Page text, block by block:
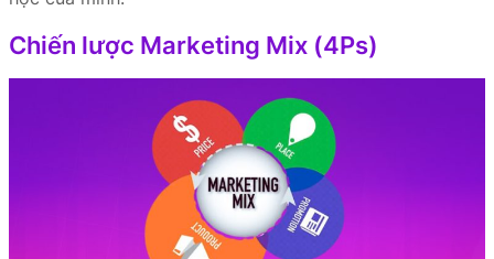
Chiến lược Marketing Mix (4Ps)